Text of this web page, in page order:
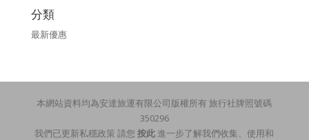
分類
最新優惠
本網站資料均為安達旅運有限公司版權所有 旅行社牌照號碼
350296
我們已更新私穩政策 請您按此 進一步了解我們收集、使用和